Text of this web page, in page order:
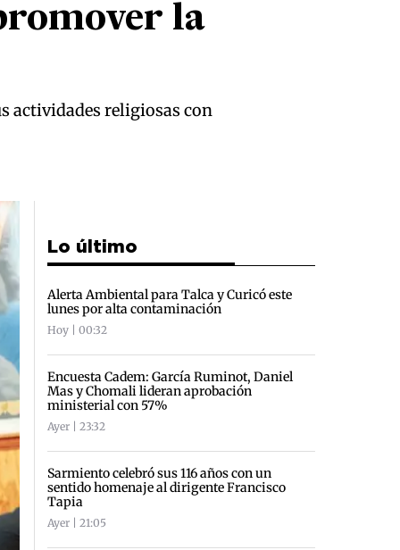
la
actividades religiosas con
Lo último
Alerta Ambiental para Talca y Curicó este
lunes por alta contaminación
Hoy | 00:32
Encuesta Cadem: García Ruminot, Daniel
Mas y Chomali lideran aprobación
ministerial con 57%
Ayer | 23:32
Sarmiento celebró sus 116 años con un
sentido homenaje al dirigente Francisco
Tapia
Ayer | 21:05